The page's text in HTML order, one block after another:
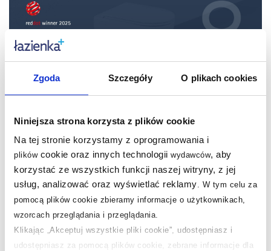
Zgoda Szczegóły O plikach cookies
Niniejsza strona korzysta z plików cookie
Na tej stronie korzystamy z oprogramowania i
plikówcookie oraz innych technologii wydawców, aby
korzystać ze wszystkich funkcji naszej witryny, z jej
usług, analizować oraz wyświetlać reklamy. W tym celu za
pomocą plików cookie zbieramy informacje o użytkownikach,
wzorcach przeglądania i przeglądania.
Klikając „Akceptuj wszystkie pliki cookie”, udostępniasz i
udostępniasz za pomocą plików cookie, zebrane informacje dla
/ Marka Oltens doceniona na świecie – Red Dot
Wśród najbardziej prestiżowych nagród w dziedzinie
wzornictwa przemysłowego znajduje się Red Dot
Award. To nie tylko potwierdzenie atrakcyjnego
designu produktu, ale także dowód na jego
innowacyjność, funkcjonalność i wysoką jakość. W
2025 roku marka Oltens zdobyła wyjątkowe
wyróżnienie w kategorii „Product Design”, otrzymując
tytuł Red Dot Winner dla inteligentnej toalety myjącej